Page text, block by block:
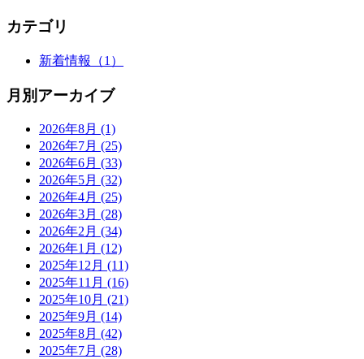
カテゴリ
新着情報 （1）
月別アーカイブ
2026年8月 (1)
2026年7月 (25)
2026年6月 (33)
2026年5月 (32)
2026年4月 (25)
2026年3月 (28)
2026年2月 (34)
2026年1月 (12)
2025年12月 (11)
2025年11月 (16)
2025年10月 (21)
2025年9月 (14)
2025年8月 (42)
2025年7月 (28)